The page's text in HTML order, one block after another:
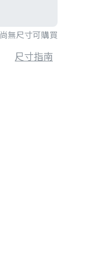
尚無尺寸可購買
尺寸指南